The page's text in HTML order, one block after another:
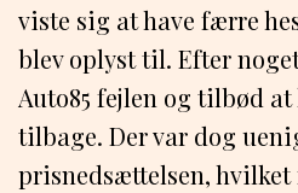
viste sig at have færre
blev oplyst til. Efter
Auto85 fejlen og tilbød
tilbage. Der var dog
prisnedsættelsen,